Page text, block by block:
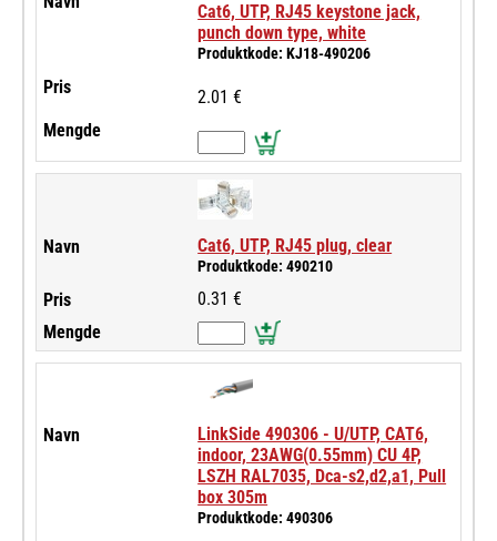
Cat6, UTP, RJ45 keystone jack,
punch down type, white
Produktkode: KJ18-490206
2.01 €
Cat6, UTP, RJ45 plug, clear
Produktkode: 490210
0.31 €
LinkSide 490306 - U/UTP, CAT6,
indoor, 23AWG(0.55mm) CU 4P,
LSZH RAL7035, Dca-s2,d2,a1, Pull
box 305m
Produktkode: 490306